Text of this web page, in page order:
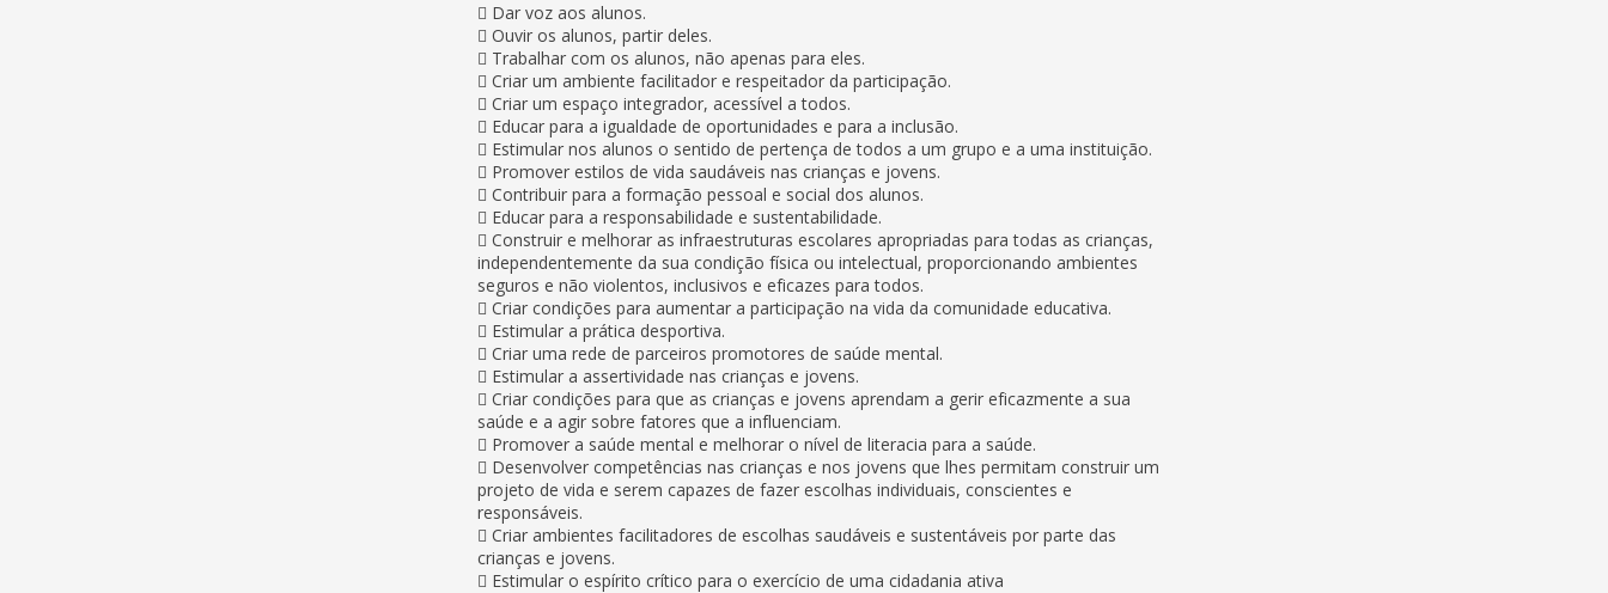
 Dar voz aos alunos.
 Ouvir os alunos, partir deles.
 Trabalhar com os alunos, não apenas para eles.
 Criar um ambiente facilitador e respeitador da participação.
 Criar um espaço integrador, acessível a todos.
 Educar para a igualdade de oportunidades e para a inclusão.
 Estimular nos alunos o sentido de pertença de todos a um grupo e a uma instituição.
 Promover estilos de vida saudáveis nas crianças e jovens.
 Contribuir para a formação pessoal e social dos alunos.
 Educar para a responsabilidade e sustentabilidade.
 Construir e melhorar as infraestruturas escolares apropriadas para todas as crianças,
independentemente da sua condição física ou intelectual, proporcionando ambientes
seguros e não violentos, inclusivos e eficazes para todos.
 Criar condições para aumentar a participação na vida da comunidade educativa.
 Estimular a prática desportiva.
 Criar uma rede de parceiros promotores de saúde mental.
 Estimular a assertividade nas crianças e jovens.
 Criar condições para que as crianças e jovens aprendam a gerir eficazmente a sua
saúde e a agir sobre fatores que a influenciam.
 Promover a saúde mental e melhorar o nível de literacia para a saúde.
 Desenvolver competências nas crianças e nos jovens que lhes permitam construir um
projeto de vida e serem capazes de fazer escolhas individuais, conscientes e
responsáveis.
 Criar ambientes facilitadores de escolhas saudáveis e sustentáveis por parte das
crianças e jovens.
 Estimular o espírito crítico para o exercício de uma cidadania ativa